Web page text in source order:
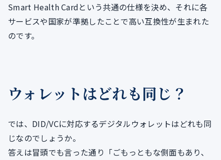
Smart Health Cardという共通の仕様を決め、それに各
サービスや国家が準拠したことで高い互換性が生まれた
のです。
ウォレットはどれも同じ？
では、DID/VCに対応するデジタルウォレットはどれも同
じなのでしょうか。
答えは冒頭でも言った通り「ごもっともな側面もあり、